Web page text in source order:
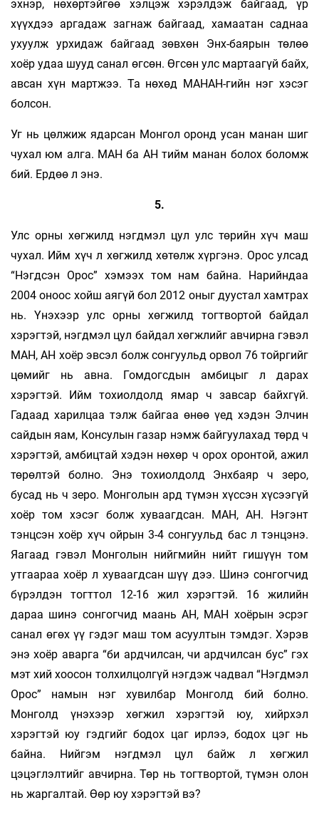
эхнэр, нөхөртэйгөө хэлцэж хэрэлдэж байгаад, үр
хүүхдээ аргадаж загнаж байгаад, хамаатан саднаа
ухуулж урхидаж байгаад зөвхөн Энх-баярын төлөө
хоёр удаа шууд санал өгсөн. Өгсөн улс мартаагүй байх,
авсан хүн мартжээ. Та нөхөд МАНАН-гийн нэг хэсэг
болсон.
Уг нь цөлжиж ядарсан Монгол оронд усан манан шиг
чухал юм алга. МАН ба АН тийм манан болох боломж
бий. Ердөө л энэ.
5.
Улс орны хөгжилд нэгдмэл цул улс төрийн хүч маш
чухал. Ийм хүч л хөгжилд хөтөлж хүргэнэ. Орос улсад
“Нэгдcэн Орос” хэмээх том нам байна. Нарийндаа
2004 оноос хойш аягүй бол 2012 оныг дуустал хамтрах
нь. Үнэхээр улс орны хөгжилд тогтвортой байдал
хэрэгтэй, нэгдмэл цул байдал хөгжлийг авчирна гэвэл
МАН, АН хоёр эвсэл болж сонгуульд орвол 76 тойргийг
цөмийг нь авна. Гомдогсдын амбицыг л дарах
хэрэгтэй. Ийм тохиолдолд ямар ч завсар байхгүй.
Гадаад харилцаа тэлж байгаа өнөө үед хэдэн Элчин
сайдын яам, Консулын газар нэмж байгуулaхад төрд ч
хэрэгтэй, амбицтай хэдэн нөхөр ч орох оронтой, ажил
төрөлтэй болно. Энэ тохиолдолд Энхбаяр ч зеро,
бусад нь ч зеро. Монголын ард түмэн хүссэн хүсээгүй
хоёр том хэсэг болж хуваагдсан. МАН, АН. Нэгэнт
тэнцсэн хоёр хүч ойрын 3-4 сонгуульд бас л тэнцэнэ.
Яагаад гэвэл Монголын нийгмийн нийт гишүүн том
утгаараа хоёр л хуваагдсан шүү дээ. Шинэ сонгогчид
бүрэлдэн тогттол 12-16 жил хэрэгтэй. 16 жилийн
дараа шинэ сонгогчид маань АН, МАН хоёрын эсрэг
санал өгөх үү гэдэг маш том асуултын тэмдэг. Хэрэв
энэ хоёр аварга “би ардчилсан, чи ардчилсан бус” гэх
мэт хий хоосон толхилцолгүй нэгдэж чадвал “Нэгдмэл
Орос” намын нэг хувилбар Монголд бий болно.
Монголд үнэхээр хөгжил хэрэгтэй юу, хийрхэл
хэрэгтэй юу гэдгийг бодох цаг ирлээ, бодох цэг нь
байна. Нийгэм нэгдмэл цул байж л хөгжил
цэцэглэлтийг авчирна. Төр нь тогтвортой, түмэн олон
нь жаргалтай. Өөр юу хэрэгтэй вэ?